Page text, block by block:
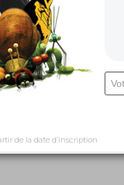
de la date d’inscription